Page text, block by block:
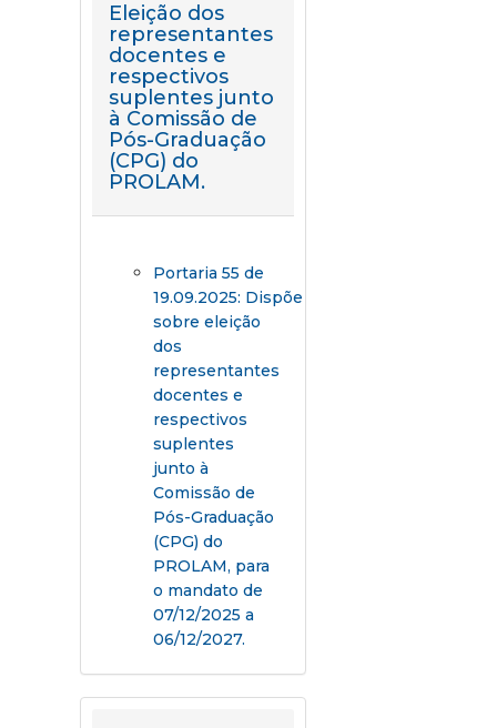
Eleição dos
representantes
docentes e
respectivos
suplentes junto
à Comissão de
Pós-Graduação
(CPG) do
PROLAM.
Portaria 55 de
19.09.2025: Dispõe
sobre eleição
dos
representantes
docentes e
respectivos
suplentes
junto à
Comissão de
Pós-Graduação
(CPG) do
PROLAM, para
o mandato de
07/12/2025 a
06/12/2027.